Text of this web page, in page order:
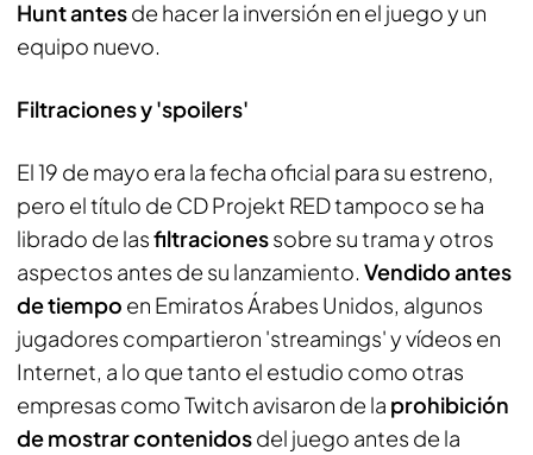
Hunt antesde hacer la inversión en el juego y un
equipo nuevo.
Filtraciones y 'spoilers'
El 19 de mayo era la fecha oficial para su estreno,
pero el título de CD Projekt RED tampoco se ha
librado de lasfiltracionessobre su trama y otros
aspectos antes de su lanzamiento. Vendido antes
de tiempo en Emiratos Árabes Unidos, algunos
jugadores compartieron 'streamings' y vídeos en
Internet, a lo que tanto el estudio como otras
empresas como Twitch avisaron de la prohibición
de mostrar contenidosdel juego antes de la